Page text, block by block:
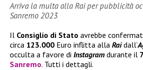
Arriva la multa alla Rai per pubblicità
Sanremo 2023
Il Consiglio di Stato avrebbe
circa 123.000 Euro inflitta alla Raidall’
occulta a favore di Instagram durante il
Sanremo. Tutti i dettagli.